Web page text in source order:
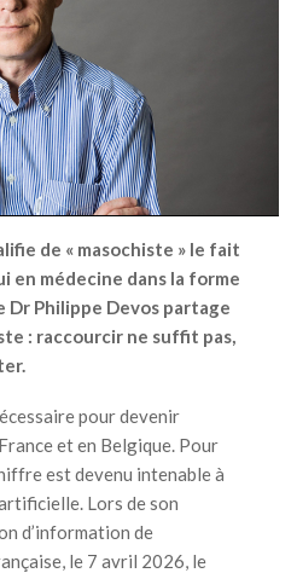
de « masochiste » le fait
en médecine dans la forme
Dr Philippe Devos partage
: raccourcir ne suffit pas,
pour devenir
et en Belgique. Pour
est devenu intenable à
Lors de son
d’information de
le 7 avril 2026, le